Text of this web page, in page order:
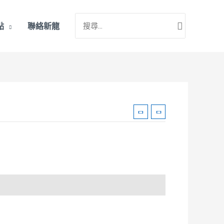
聯絡新龍
尋：